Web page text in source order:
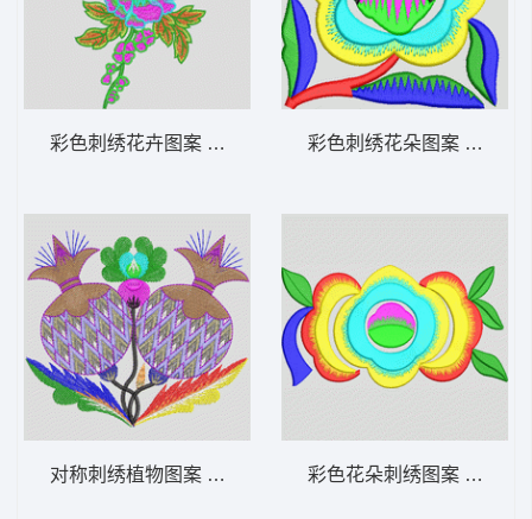
彩色刺绣花卉图案 靓花
对称刺绣植物图案 水果
彩色刺绣花朵图案 简单花
彩色花朵刺绣图案 简单花